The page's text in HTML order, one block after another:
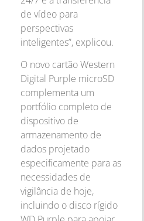
de vídeo para
perspectivas
inteligentes”, explicou.
O novo cartão Western
Digital Purple microSD
complementa um
portfólio completo de
dispositivo de
armazenamento de
dados projetado
especificamente para as
necessidades de
vigilância de hoje,
incluindo o disco rígido